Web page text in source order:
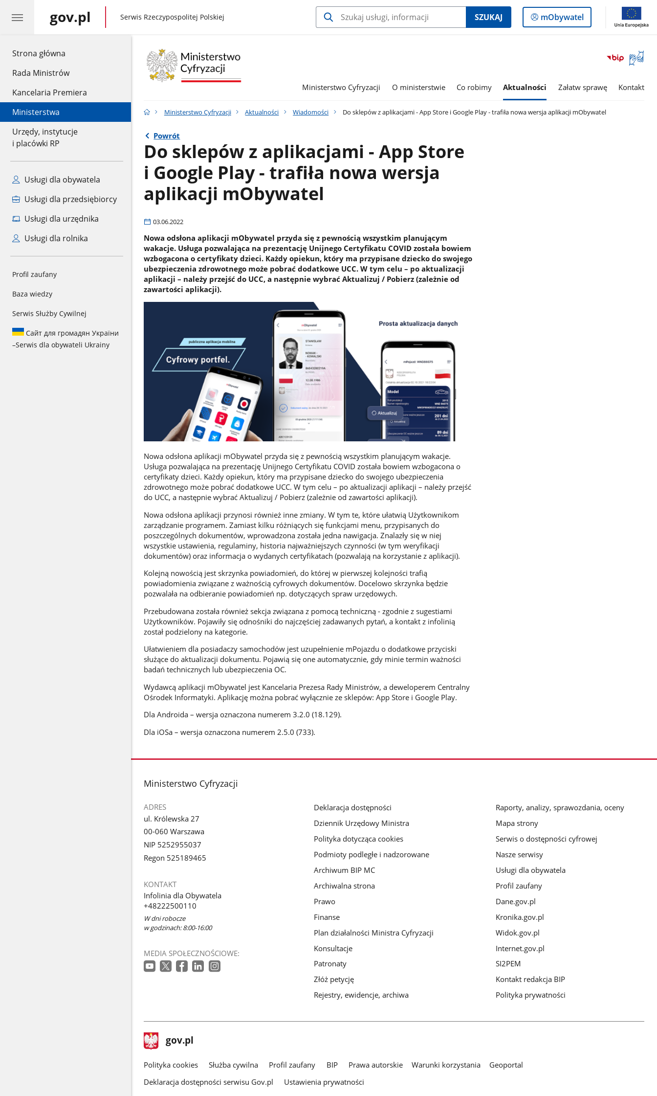
Strona główna
Rada Ministrów
Kancelaria Premiera
Ministerstwa
Urzędy, instytucje
i placówki RP
Usługi dla obywatela
Usługi dla przedsiębiorcy
Usługi dla urzędnika
Usługi dla rolnika
Profil zaufany
Baza wiedzy
Serwis Służby Cywilnej
Сайт для громадян України
–Serwis dla obywateli Ukrainy
gov.pl gov.pl
Serwis Rzeczypospolitej Polskiej SZUKAJ
Logowanie
do
mObywatel
Otwórz
okno
Ministerstwo Cyfryzacji O ministerstwie Co robimy Aktualności Załatw sprawę Kontakt
Ministerstwo Cyfryzacji Aktualności Wiadomości Do sklepów z aplikacjami - App Store i Google Play - trafiła nowa wersja aplikacji mObywatel
Powrót
Do sklepów z aplikacjami - App Store
i Google Play - trafiła nowa wersja
aplikacji mObywatel
03.06.2022
Nowa odsłona aplikacji mObywatel przyda się z pewnością wszystkim planującym
wakacje. Usługa pozwalająca na prezentację Unijnego Certyfikatu COVID została bowiem
wzbogacona o certyfikaty dzieci. Każdy opiekun, który ma przypisane dziecko do swojego
ubezpieczenia zdrowotnego może pobrać dodatkowe UCC. W tym celu – po aktualizacji
aplikacji – należy przejść do UCC, a następnie wybrać Aktualizuj / Pobierz (zależnie od
zawartości aplikacji).
Nowa odsłona aplikacji mObywatel przyda się z pewnością wszystkim planującym wakacje.
Usługa pozwalająca na prezentację Unijnego Certyfikatu COVID została bowiem wzbogacona o
certyfikaty dzieci. Każdy opiekun, który ma przypisane dziecko do swojego ubezpieczenia
zdrowotnego może pobrać dodatkowe UCC. W tym celu – po aktualizacji aplikacji – należy przejść
do UCC, a następnie wybrać Aktualizuj / Pobierz (zależnie od zawartości aplikacji).
Nowa odsłona aplikacji przynosi również inne zmiany. W tym te, które ułatwią Użytkownikom
zarządzanie programem. Zamiast kilku różniących się funkcjami menu, przypisanych do
poszczególnych dokumentów, wprowadzona została jedna nawigacja. Znalazły się w niej
wszystkie ustawienia, regulaminy, historia najważniejszych czynności (w tym weryfikacji
dokumentów) oraz informacja o wydanych certyfikatach (pozwalają na korzystanie z aplikacji).
Kolejną nowością jest skrzynka powiadomień, do której w pierwszej kolejności trafią
powiadomienia związane z ważnością cyfrowych dokumentów. Docelowo skrzynka będzie
pozwalała na odbieranie powiadomień np. dotyczących spraw urzędowych.
Przebudowana została również sekcja związana z pomocą techniczną - zgodnie z sugestiami
Użytkowników. Pojawiły się odnośniki do najczęściej zadawanych pytań, a kontakt z infolinią
został podzielony na kategorie.
Ułatwieniem dla posiadaczy samochodów jest uzupełnienie mPojazdu o dodatkowe przyciski
służące do aktualizacji dokumentu. Pojawią się one automatycznie, gdy minie termin ważności
badań technicznych lub ubezpieczenia OC.
Wydawcą aplikacji mObywatel jest Kancelaria Prezesa Rady Ministrów, a deweloperem Centralny
Ośrodek Informatyki. Aplikację można pobrać wyłącznie ze sklepów: App Store i Google Play.
Dla Androida – wersja oznaczona numerem 3.2.0 (18.129).
Dla iOSa – wersja oznaczona numerem 2.5.0 (733).
stopka
Ministerstwo Cyfryzacji
ADRES
ul. Królewska 27
00-060 Warszawa
NIP 5252955037
Regon 525189465
KONTAKT
Infolinia dla Obywatela
+48222500110
W dni robocze
w godzinach: 8:00-16:00
MEDIA SPOŁECZNOŚCIOWE:
Deklaracja dostępności
Dziennik Urzędowy Ministra
Polityka dotycząca cookies
Podmioty podległe i nadzorowane
Archiwum BIP MC
Archiwalna strona
Prawo
Finanse
Plan działalności Ministra Cyfryzacji
Konsultacje
Patronaty
Złóż petycję
Rejestry, ewidencje, archiwa
Raporty, analizy, sprawozdania, oceny
Mapa strony
Serwis o dostępności cyfrowej
Nasze serwisy
Usługi dla obywatela
Profil zaufany
Dane.gov.pl
Kronika.gov.pl
Widok.gov.pl
Internet.gov.pl
SI2PEM
Kontakt redakcja BIP
Polityka prywatności
stopka
gov.pl Strona
gov.pl
gov.pl
Polityka cookies Służba cywilna Profil zaufany BIP Prawa autorskie Warunki korzystania
Geoportal
Deklaracja dostępności serwisu Gov.pl
Ustawienia prywatności